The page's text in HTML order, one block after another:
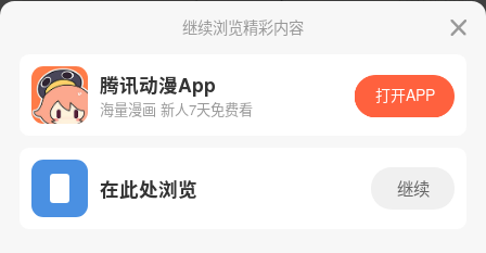
App免费看
下一话 腾漫App免费看
继续浏览精彩内容
腾讯动漫App
海量漫画 新人7天免费看
打开APP
在此处浏览 继续